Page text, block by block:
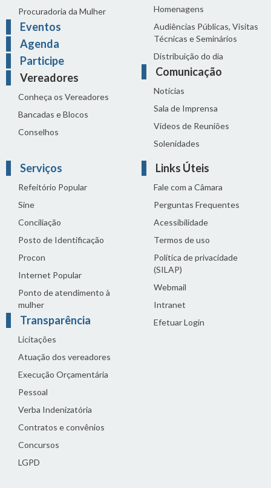
Procuradoria da Mulher
Eventos
Agenda
Participe
Vereadores
Conheça os Vereadores
Bancadas e Blocos
Conselhos
Homenagens
Audiências Públicas, Visitas
Técnicas e Seminários
Distribuição do dia
Comunicação
Notícias
Sala de Imprensa
Vídeos de Reuniões
Solenidades
Serviços
Refeitório Popular
Sine
Conciliação
Posto de Identificação
Procon
Internet Popular
Ponto de atendimento à
mulher
Transparência
Licitações
Atuação dos vereadores
Execução Orçamentária
Pessoal
Verba Indenizatória
Contratos e convênios
Concursos
LGPD
Links Úteis
Fale com a Câmara
Perguntas Frequentes
Acessibilidade
Termos de uso
Política de privacidade
(SILAP)
Webmail
Intranet
Efetuar Login